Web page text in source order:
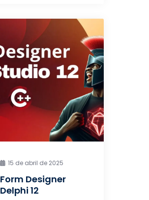
15 de abril de 2025
Form Designer
Delphi 12